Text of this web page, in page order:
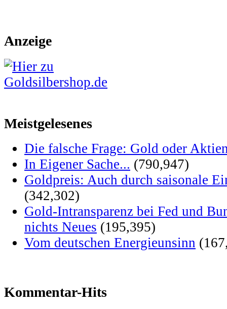
Anzeige
Meistgelesenes
Die falsche Frage: Gold oder
In Eigener Sache... (790,947)
Goldpreis: Auch durch saisonale
(342,302)
Gold-Intransparenz bei Fed und
nichts Neues (195,395)
Vom deutschen Energieunsinn
Kommentar-Hits